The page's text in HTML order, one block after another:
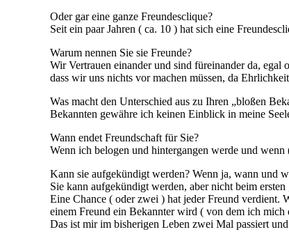
Oder gar eine ganze Freundesclique?
Seit ein paar Jahren ( ca. 10 ) hat sich eine
Warum nennen Sie sie Freunde?
Wir Vertrauen einander und sind füreinander da, egal
dass wir uns nichts vor machen müssen, da
Was macht den Unterschied aus zu Ihren „bloßen
Bekannten gewähre ich keinen Einblick in meine
Wann endet Freundschaft für Sie?
Wenn ich belogen und hintergangen werde und
Kann sie aufgekündigt werden? Wenn ja, wann und
Sie kann aufgekündigt werden, aber nicht beim ersten
Eine Chance ( oder zwei ) hat jeder Freund verdient.
einem Freund ein Bekannter wird ( von dem ich mich
Das ist mir im bisherigen Leben zwei Mal passiert